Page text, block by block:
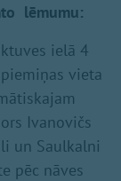
lēmumu:
ielā 4
vieta
Ivanovičs
un Saulkalni
pēc nāves